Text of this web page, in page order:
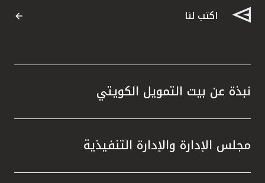
اكتب لنا
نبذة عن بيت التمويل الكويتي
مجلس الإدارة والإدارة التنفيذية